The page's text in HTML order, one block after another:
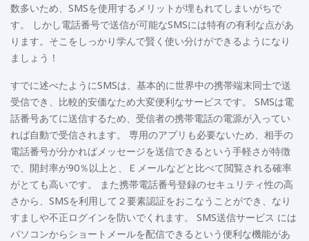
数多いため、SMSを使用するメリットが埋もれてしまいがちで
す。 しかし電話番号で送信が可能なSMSには特有の有利な点があ
ります。そこをしっかり学んで賢く使い分けができるようになり
ましょう！
すでに述べたようにSMSは、基本的に世界中の携帯端末同士で送
受信でき、比較的安価なため大変便利なサービスです。 SMSは電
話番号あてに送信するため、受信者の携帯電話の電源が入ってい
れば自動で受信されます。 専用のアプリも必要ないため、相手の
電話番号が分かればメッセージを送信できるという手軽さが特徴
で、開封率が90％以上と、Ｅメールなどと比べて閲覧される確率
がとても高いです。 また携帯電話番号登録のセキュリティ性の高
さから、SMSを利用して２要素認証をおこなうことができ、なり
すましや不正ログインを防いでくれます。 SMS送信サービス には
パソコンからショートメールを配信できるという便利な機能があ